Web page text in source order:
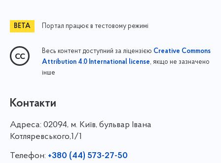
Портал працює в тестовому режимі
Весь контент доступний за ліцензією Creative Commons
Attribution 4.0 International license, якщо не зазначено
інше
Контакти
Адреса: 02094, м. Київ, бульвар Івана
Котляревського,1/1
Телефон: +380 (44) 573-27-50